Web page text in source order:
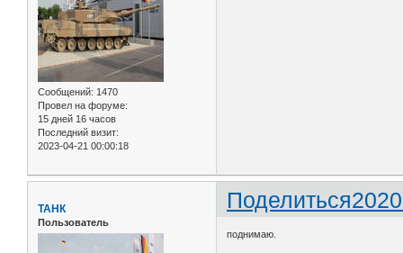
Сообщений: 1470
Провел на форуме:
15 дней 16 часов
Последний визит:
2023-04-21 00:00:18
Поделиться
ТАНК
Пользователь
поднимаю.